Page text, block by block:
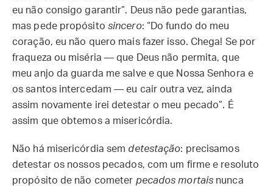
eu não consigo garantir”. Deus não pede garantias,
mas pede propósito sincero: “Do fundo do meu
coração, eu não quero mais fazer isso. Chega! Se por
fraqueza ou miséria — que Deus não permita, que
meu anjo da guarda me salve e que Nossa Senhora e
os santos intercedam — eu cair outra vez, ainda
assim novamente irei detestar o meu pecado”. É
assim que obtemos a misericórdia.
Não há misericórdia sem detestação: precisamos
detestar os nossos pecados, com um firme e resoluto
propósito de não cometer pecados mortais nunca